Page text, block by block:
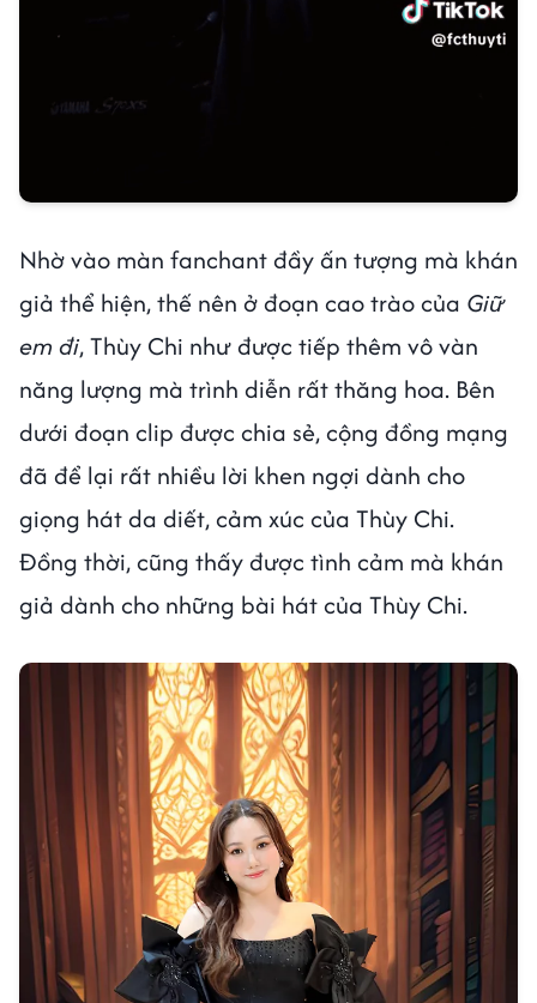
Nhờ vào màn fanchant đầy ấn tượng mà khán
giả thể hiện, thế nên ở đoạn cao trào của Giữ
em đi, Thùy Chi như được tiếp thêm vô vàn
năng lượng mà trình diễn rất thăng hoa. Bên
dưới đoạn clip được chia sẻ, cộng đồng mạng
đã để lại rất nhiều lời khen ngợi dành cho
giọng hát da diết, cảm xúc của Thùy Chi.
Đồng thời, cũng thấy được tình cảm mà khán
giả dành cho những bài hát của Thùy Chi.